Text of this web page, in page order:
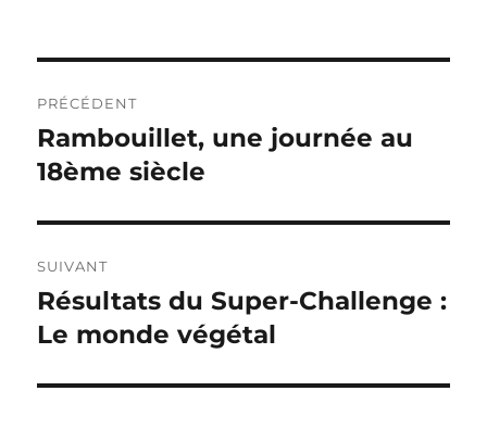
de
l’article
PRÉCÉDENT
Publication
précédente :
Rambouillet, une journée au
18ème siècle
SUIVANT
Publication
suivante :
Résultats du Super-Challenge :
Le monde végétal